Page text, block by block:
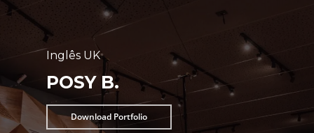
Inglês UK
POSY B.
Download Portfolio